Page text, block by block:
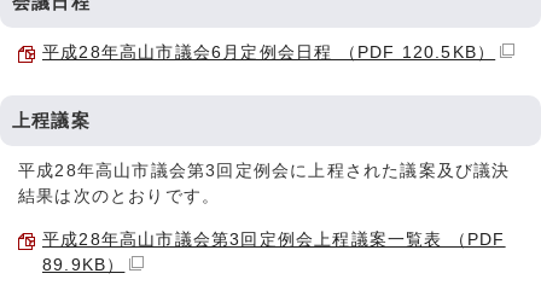
平成28年高山市議会6月定例会日程 （PDF 120.5KB）
上程議案
平成28年高山市議会第3回定例会に上程された議案及び議決
結果は次のとおりです。
平成28年高山市議会第3回定例会上程議案一覧表 （PDF
89.9KB）